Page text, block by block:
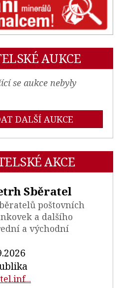
AUKCE
se aukce nebyly
DALŠÍ AUKCE
AKCE
Sběratel
poštovních
a dalšího
a východní